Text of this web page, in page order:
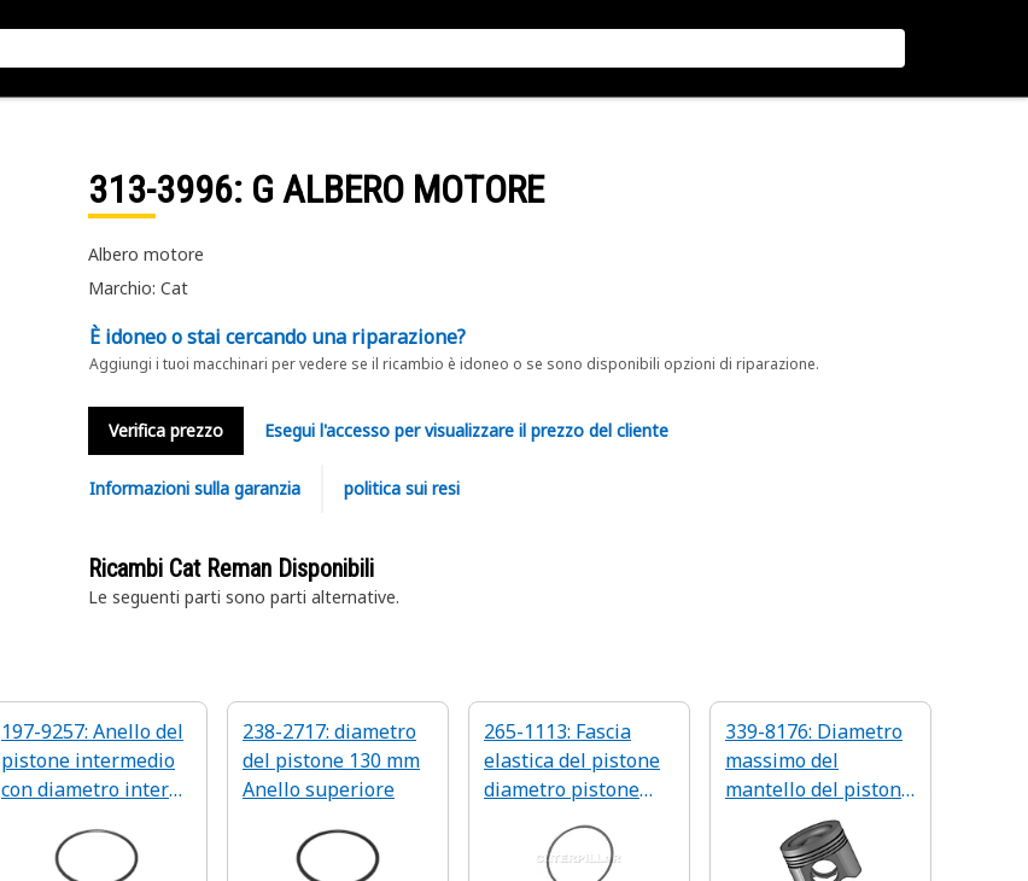
313-3996: G ALBERO MOTORE
Albero motore
Marchio: Cat
È idoneo o stai cercando una riparazione?
Aggiungi i tuoi macchinari per vedere se il ricambio è idoneo o se sono disponibili opzioni di riparazione.
Verifica prezzo Esegui l'accesso per visualizzare il prezzo del cliente
Informazioni sulla garanzia politica sui resi
Ricambi Cat Reman Disponibili
Le seguenti parti sono parti alternative.
197-9257: Anello del
pistone intermedio
con diametro interno
238-2717: diametro
del pistone 130 mm
Anello superiore
265-1113: Fascia
elastica del pistone
diametro pistone
339-8176: Diametro
massimo del
mantello del pistone:
129,93 mm